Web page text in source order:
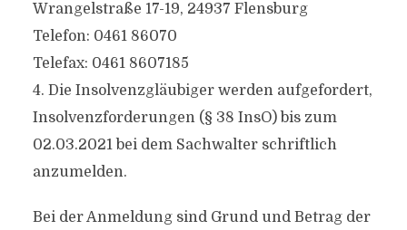
Wrangelstraße 17-19, 24937 Flensburg
Telefon: 0461 86070
Telefax: 0461 8607185
4. Die Insolvenzgläubiger werden aufgefordert,
Insolvenzforderungen (§ 38 InsO) bis zum
02.03.2021 bei dem Sachwalter schriftlich
anzumelden.
Bei der Anmeldung sind Grund und Betrag der